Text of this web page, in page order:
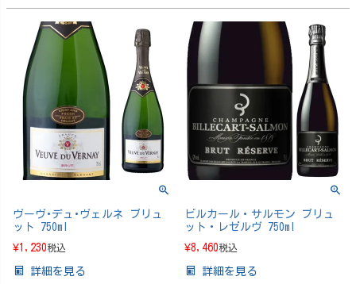
ヴーヴ･デュ･ヴェルネ ブリュ
ット 750ml
¥1,230税込
詳細を見る
ビルカール・サルモン ブリュ
ット・レゼルヴ 750ml
¥8,460税込
詳細を見る